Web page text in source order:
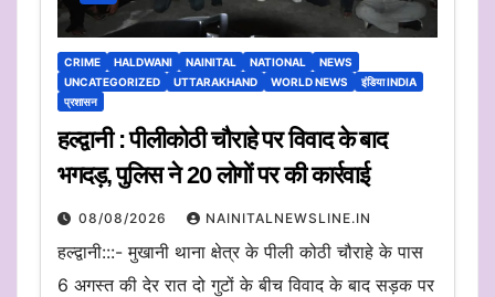
CRIME HALDWANI NAINITAL NATIONAL
NEWS
UNCATEGORIZED
UTTARAKHAND WORLD NEWS
इंडिया INDIA
प्रशासन
हल्द्वानी : पीलीकोठी चौराहे पर विवाद के बाद
भगदड़, पुलिस ने 20 लोगों पर की कार्रवाई
08/08/2026 NAINITALNEWSLINE.IN
हल्द्वानी:::- मुखानी थाना क्षेत्र के पीली कोठी चौराहे के पास
6 अगस्त की देर रात दो गुटों के बीच विवाद के बाद सड़क पर